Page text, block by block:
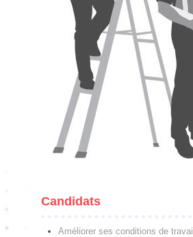
Candidats
Améliorer ses conditions de travail